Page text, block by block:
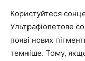
Користуйтеся
Ультрафіолетове
появі нових
темніше. Тому,